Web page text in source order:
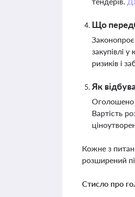
Що
закупівлі
ризиків і
Як
Оголошено
Вартість
Кожне з
розширений
Стисло про